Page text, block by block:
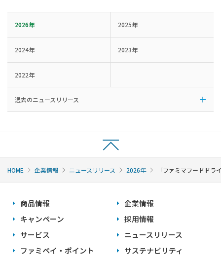
2026年 2025年
2024年 2023年
2022年
過去のニュースリリース
HOME 企業情報 ニュースリリース 2026年 「ファミマフードド
商品情報
キャンペーン
サービス
ファミペイ・ポイント
企業情報
採用情報
ニュースリリース
サステナビリティ